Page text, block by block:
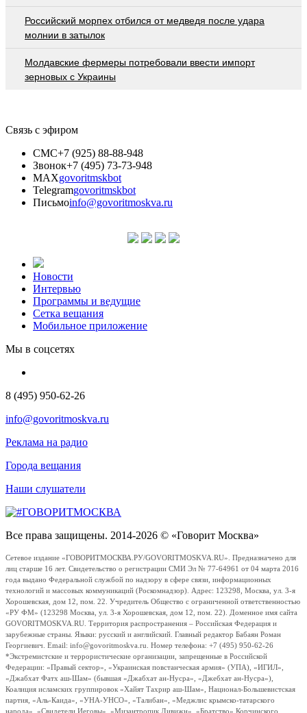
Российский морпех отбился от медведя после удара
молнии в затылок
Молдавские фермеры потребовали ввести импорт
зерновых с Украины
Связь с эфиром
СМС+7 (925) 88-88-948
Звонок+7 (495) 73-73-948
MAXgovoritmskbot
Telegramgovoritmskbot
Письмоinfo@govoritmoskva.ru
Новости
Интервью
Программы и ведущие
Сетка вещания
Мобильное приложение
Мы в соцсетях
8 (495) 950-62-26
info@govoritmoskva.ru
Реклама на радио
Города вещания
Наши слушатели
Все права защищены. 2014-2026 © «Говорит Москва»
Сетевое издание «ГОВОРИТМОСКВА.РУ/GOVORITMOSKVA.RU». Предназначено для
лиц старше 16 лет. Свидетельство о регистрации СМИ Эл № 77-64961 от 04 марта 2016
года выдано Федеральной службой по надзору в сфере связи, информационных
технологий и массовых коммуникаций (Роскомнадзор). Адрес: 123298, Москва, ул. 3-я
Хорошевская, дом 12, пом. 22. Учредитель Общество с ограниченной ответственностью
«РУ ФМ» (123298 Москва, ул. 3-я Хорошевская, дом 12, пом. 22). Доменное имя сайта
GOVORITMOSKVA.RU. Территория распространения – Российская Федерация и
зарубежные страны. Языки: русский и английский. Главный редактор Бабаян Роман
Георгиевич. Email: info@govoritmoskva.ru. Номер телефона: +7 (495) 950-62-26
*Экстремистские и террористические организации, запрещенные в Российской
Федерации: «Правый сектор», «Украинская повстанческая армия» (УПА), «ИГИЛ»,
«Джабхат Фатх аш-Шам» (бывшая «Джабхат ан-Нусра», «Джебхат ан-Нусра»),
Коалиция исламских группировок «Хайят Тахрир аш-Шам», Национал-Большевистская
партия, «Аль-Каида», «УНА-УНСО», «Талибан», «Меджлис крымско-татарского
народа», «Свидетели Иеговы», «Мизантропик Дивижн», «Братство» Корчинского,